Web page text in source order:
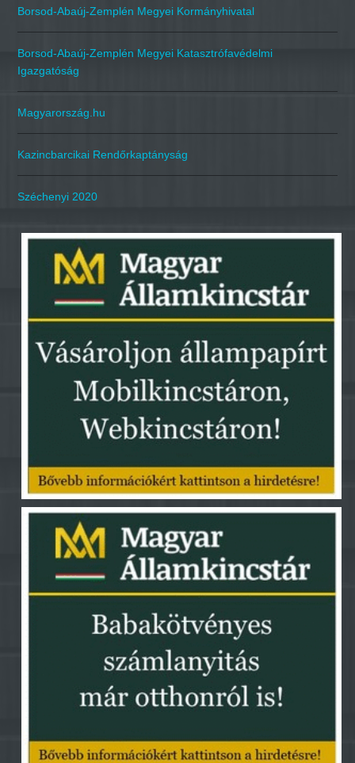
Borsod-Abaúj-Zemplén Megyei Kormányhivatal
Borsod-Abaúj-Zemplén Megyei Katasztrófavédelmi
Igazgatóság
Magyarország.hu
Kazincbarcikai Rendőrkaptányság
Széchenyi 2020